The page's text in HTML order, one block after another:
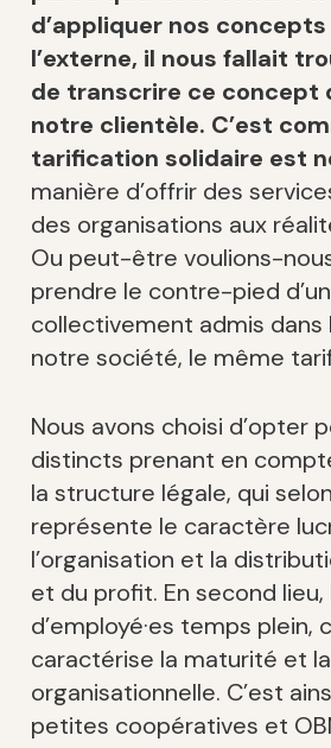
d’appliquer nos
l’externe, il nous fallait
de transcrire ce concept
notre clientèle. C’est
tarification solidaire est
manière d’offrir des
des organisations aux
Ou peut-être voulions-
prendre le contre-pied
collectivement admis dans
notre société, le même
Nous avons choisi d’opter
distincts prenant en
la structure légale, qui
représente le caractère
l’organisation et la
et du profit. En second
d’employé·es temps plein,
caractérise la maturité et
organisationnelle. C’est
petites coopératives et